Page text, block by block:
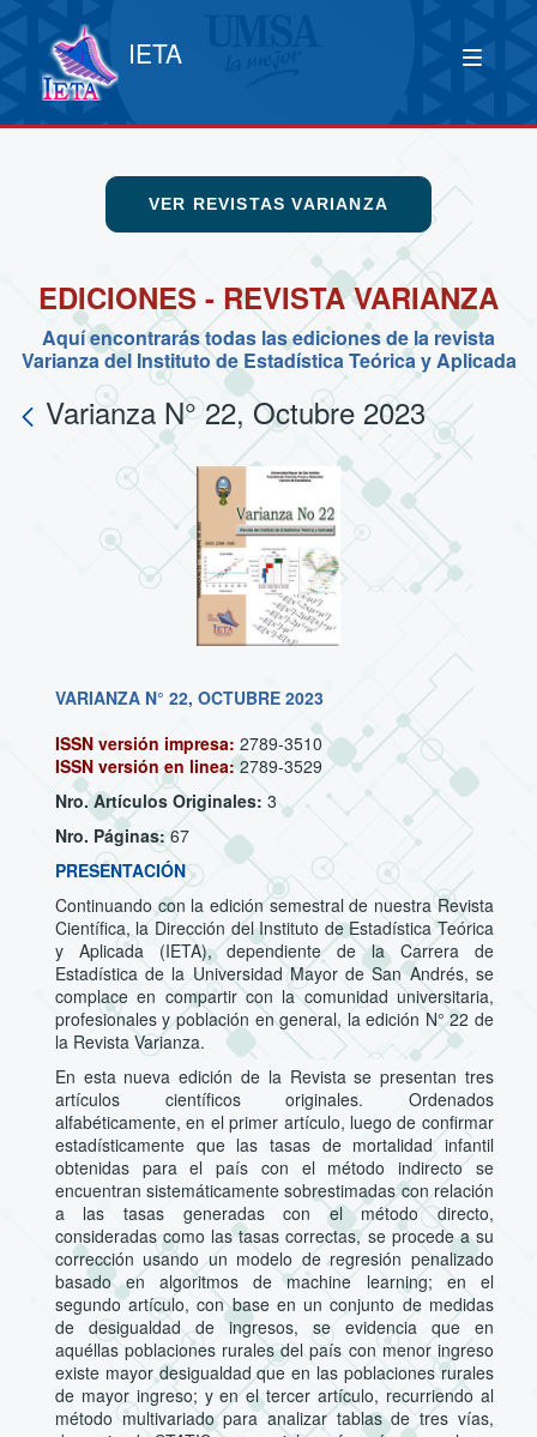
IETA
VER REVISTAS VARIANZA
EDICIONES - REVISTA VARIANZA
Aquí encontrarás todas las ediciones de la revista
Varianza del Instituto de Estadística Teórica y Aplicada
Varianza N° 22, Octubre 2023
VARIANZA N° 22, OCTUBRE 2023
ISSN versión impresa: 2789-3510
ISSN versión en linea: 2789-3529
Nro. Artículos Originales: 3
Nro. Páginas: 67
PRESENTACIÓN
Continuando con la edición semestral de nuestra Revista
Científica, la Dirección del Instituto de Estadística Teórica
y Aplicada (IETA), dependiente de la Carrera de
Estadística de la Universidad Mayor de San Andrés, se
complace en compartir con la comunidad universitaria,
profesionales y población en general, la edición N° 22 de
la Revista Varianza.
En esta nueva edición de la Revista se presentan tres
artículos científicos originales. Ordenados
alfabéticamente, en el primer artículo, luego de confirmar
estadísticamente que las tasas de mortalidad infantil
obtenidas para el país con el método indirecto se
encuentran sistemáticamente sobrestimadas con relación
a las tasas generadas con el método directo,
consideradas como las tasas correctas, se procede a su
corrección usando un modelo de regresión penalizado
basado en algoritmos de machine learning; en el
segundo artículo, con base en un conjunto de medidas
de desigualdad de ingresos, se evidencia que en
aquéllas poblaciones rurales del país con menor ingreso
existe mayor desigualdad que en las poblaciones rurales
de mayor ingreso; y en el tercer artículo, recurriendo al
método multivariado para analizar tablas de tres vías,